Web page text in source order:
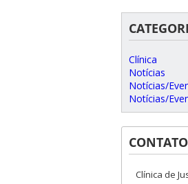
Clínica
Notícias
Notícias/
Notícias/
Clínica de